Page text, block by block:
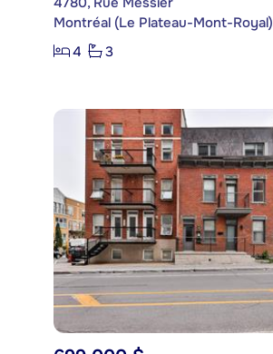
Montréal (Le Plateau-Mont-Royal)
4
3